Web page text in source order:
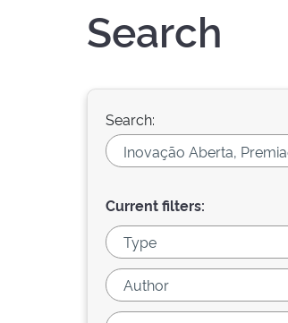
Search
Search:
Current filters: